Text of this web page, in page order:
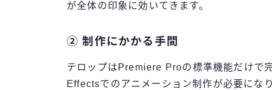
が全体の印象に効いてきます。
② 制作にかかる手間
テロップはPremiere Proの標準機能だけで
Effectsでのアニメーション制作が必要にな